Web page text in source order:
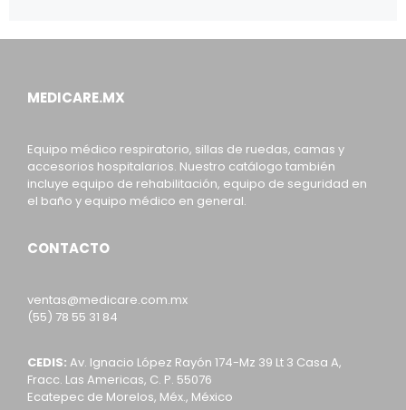
MEDICARE.MX
Equipo médico respiratorio, sillas de ruedas, camas y
accesorios hospitalarios. Nuestro catálogo también
incluye equipo de rehabilitación, equipo de seguridad en
el baño y equipo médico en general.
CONTACTO
ventas@medicare.com.mx
(55) 78 55 31 84
CEDIS: Av. Ignacio López Rayón 174-Mz 39 Lt 3 Casa A,
Fracc. Las Americas, C. P. 55076
Ecatepec de Morelos, Méx., México